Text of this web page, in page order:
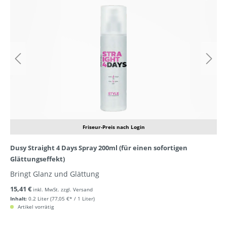
Friseur-Preis nach Login
Dusy Straight 4 Days Spray 200ml (für einen sofortigen
Glättungseffekt)
Bringt Glanz und Glättung
Inhalt: 0.2 Liter (77,05 €* / 1 Liter)
15,41 € inkl. MwSt. zzgl. Versand
Artikel vorrätig